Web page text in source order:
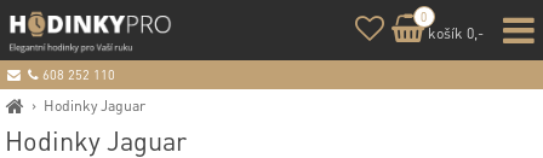
› Hodinky Jaguar
Hodinky Jaguar
0
košík 0,-
608 252 110